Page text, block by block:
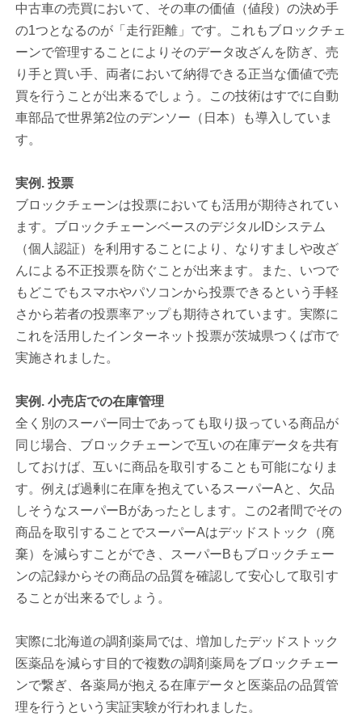
中古車の売買において、その車の価値（値段）の決め手
の1つとなるのが「走行距離」です。これもブロックチェ
ーンで管理することによりそのデータ改ざんを防ぎ、売
り手と買い手、両者において納得できる正当な価値で売
買を行うことが出来るでしょう。この技術はすでに自動
車部品で世界第2位のデンソー（日本）も導入していま
す。
実例. 投票
ブロックチェーンは投票においても活用が期待されてい
ます。ブロックチェーンベースのデジタルIDシステム
（個人認証）を利用することにより、なりすましや改ざ
んによる不正投票を防ぐことが出来ます。また、いつで
もどこでもスマホやパソコンから投票できるという手軽
さから若者の投票率アップも期待されています。実際に
これを活用したインターネット投票が茨城県つくば市で
実施されました。
実例. 小売店での在庫管理
全く別のスーパー同士であっても取り扱っている商品が
同じ場合、ブロックチェーンで互いの在庫データを共有
しておけば、互いに商品を取引することも可能になりま
す。例えば過剰に在庫を抱えているスーパーAと、欠品
しそうなスーパーBがあったとします。この2者間でその
商品を取引することでスーパーAはデッドストック（廃
棄）を減らすことができ、スーパーBもブロックチェー
ンの記録からその商品の品質を確認して安心して取引す
ることが出来るでしょう。
実際に北海道の調剤薬局では、増加したデッドストック
医薬品を減らす目的で複数の調剤薬局をブロックチェー
ンで繋ぎ、各薬局が抱える在庫データと医薬品の品質管
理を行うという実証実験が行われました。